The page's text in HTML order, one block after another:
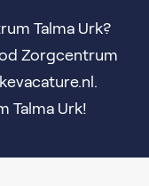
Talma Urk?
Zorgcentrum
Talma Urk!